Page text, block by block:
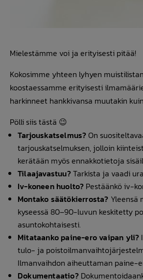
Mielestämme voi ja erityisesti pitää!
Kokosimme yhteen lyhyen
koostaessamme erityisesti
harkinneet hankkivansa muutakin
Pölli siis tästä 😉
Tarjouskatselmus?On
tarjouskatselmuksen, jolloin
kerätään myös ennakkotietoja
Tilaajavastuu?Tarkista ja vaadi
Iv-koneen huolto? Pestäänkö iv-
Montako säätökierrosta? Yleensä
kyseessä 80–90-luvun keskitetty
asuntokohtaisesti.
Mitataanko paine-ero vaipan yli?
tulo- ja
Ilmanvaihdon aiheuttaman paine-
Dokumentaatio?